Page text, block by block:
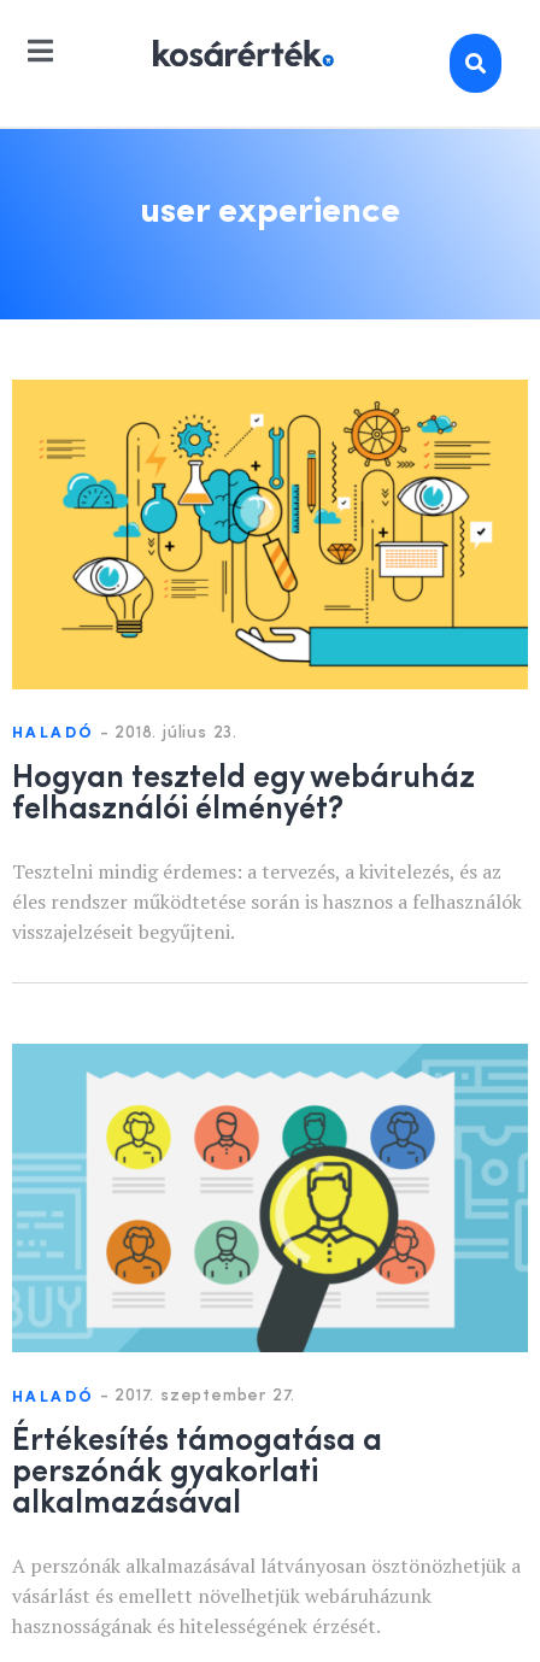
user experience
HALADÓ - 2018. július 23.
Hogyan teszteld egy webáruház
felhasználói élményét?
Tesztelni mindig érdemes: a tervezés, a kivitelezés, és az
éles rendszer működtetése során is hasznos a felhasználók
visszajelzéseit begyűjteni.
HALADÓ - 2017. szeptember 27.
Értékesítés támogatása a
perszónák gyakorlati
alkalmazásával
A perszónák alkalmazásával látványosan ösztönözhetjük a
vásárlást és emellett növelhetjük webáruházunk
hasznosságának és hitelességének érzését.